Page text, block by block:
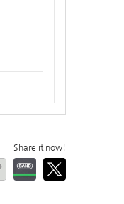
Share it now!